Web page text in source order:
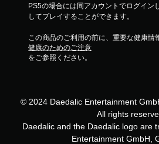
PS5の場合には同アカウントでログイン
してプレイすることができます。
この商品のご利用の前に、重要な健康情
健康のためのご注意
をご参照ください。
© 2024 Daedalic Entertainment
All rights
Daedalic and the Daedalic logo are
Entertainment GmbH,